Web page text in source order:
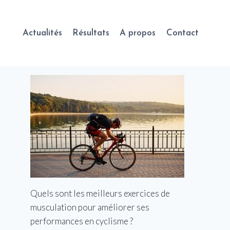
Actualités Résultats A propos Contact
Quels sont les meilleurs exercices de
musculation pour améliorer ses
performances en cyclisme ?